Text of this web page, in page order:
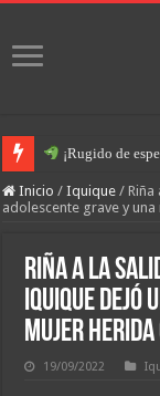
¡Rugido de
Inicio / Iquique /
adolescente grave y
Riña a la
Iquique dejó
mujer
19/09/2022